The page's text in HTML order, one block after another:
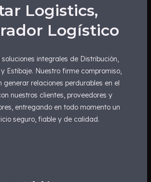
Logistics,
Logístico
integrales de Distribución,
Estibaje. Nuestro firme compromiso,
generar relaciones perdurables en el
nuestros clientes, proveedores y
entregando en todo momento un
seguro, fiable y de calidad.